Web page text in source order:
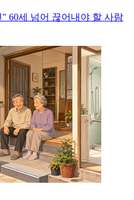
60세 넘어 끊어내야 할 사람